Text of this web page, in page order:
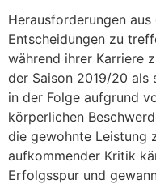
Herausforderungen
Entscheidungen zu
während ihrer Karriere
der Saison 2019/20 als
in der Folge aufgrund
körperlichen
die gewohnte Leistung
aufkommender Kritik
Erfolgsspur und